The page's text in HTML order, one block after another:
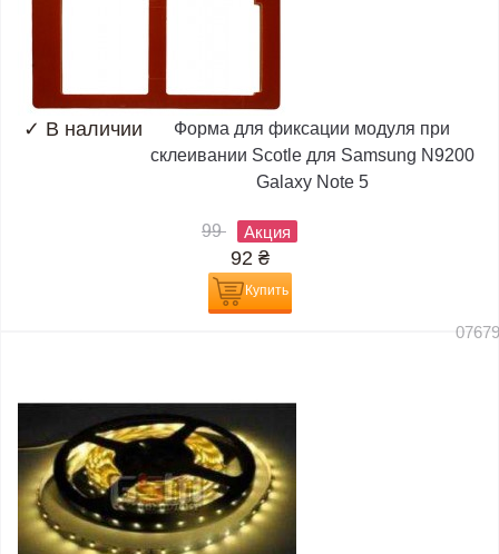
✓ В наличии
Форма для фиксации модуля при
склеивании Scotle для Samsung N9200
Galaxy Note 5
99 Акция
92 ₴
Купить